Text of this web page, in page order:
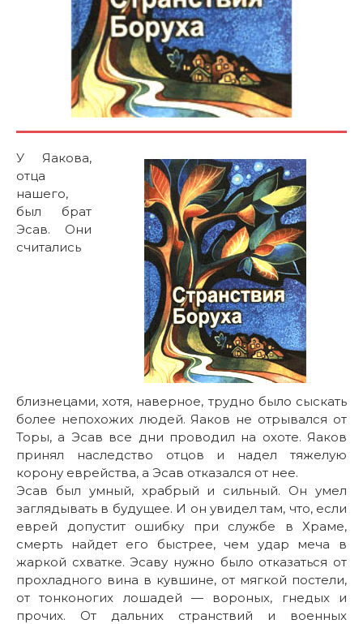
У Яакова,
отца
нашего,
был брат
Эсав. Они
считались
близнецами, хотя, наверное, трудно было сыскать
более непохожих людей. Яаков не отрывался от
Торы, а Эсав все дни проводил на охоте. Яаков
принял наследство отцов и надел тяжелую
корону еврейства, а Эсав отказался от нее.
Эсав был умный, храбрый и сильный. Он умел
заглядывать в будущее. И он увидел там, что, если
еврей допустит ошибку при службе в Храме,
смерть найдет его быстрее, чем удар меча в
жаркой схватке. Эсаву нужно было отказаться от
прохладного вина в кувшине, от мягкой постели,
от тонконогих лошадей — вороных, гнедых и
прочих. От дальних странствий и военных